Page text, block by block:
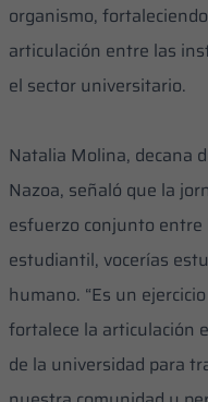
organismo,
articulación entre las
el sector universitario.
Natalia Molina, decana
Nazoa, señaló que la
esfuerzo conjunto
estudiantil, vocerías
humano. “Es un
fortalece la articulación
de la universidad para